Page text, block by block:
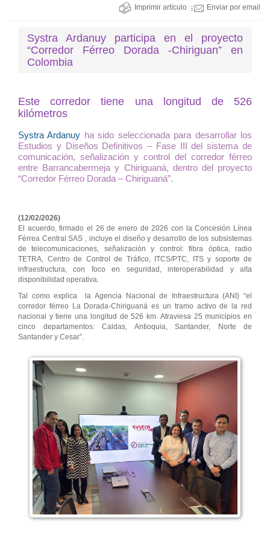
Imprimir artículo Enviar por email
Systra Ardanuy participa en el proyecto
“Corredor Férreo Dorada -Chiriguan” en
Colombia
Este corredor tiene una longitud de 526
kilómetros
Systra Ardanuy ha sido seleccionada para desarrollar los
Estudios y Diseños Definitivos – Fase III del sistema de
comunicación, señalización y control del corredor férreo
entre Barrancabermeja y Chiriguaná, dentro del proyecto
“Corredor Férreo Dorada – Chiriguaná”.
(12/02/2026)
El acuerdo, firmado el 26 de enero de 2026 con la Concesión Línea
Férrea Central SAS , incluye el diseño y desarrollo de los subsistemas
de telecomunicaciones, señalización y control: fibra óptica, radio
TETRA, Centro de Control de Tráfico, ITCS/PTC, ITS y soporte de
infraestructura, con foco en seguridad, interoperabilidad y alta
disponibilidad operativa.
Tal como explica la Agencia Nacional de Infraestructura (ANI) “el
corredor férreo La Dorada-Chiriguaná es un tramo activo de la red
nacional y tiene una longitud de 526 km. Atraviesa 25 municipios en
cinco departamentos: Caldas, Antioquia, Santander, Norte de
Santander y Cesar”.